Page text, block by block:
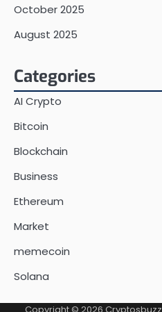
October 2025
August 2025
Categories
AI Crypto
Bitcoin
Blockchain
Business
Ethereum
Market
memecoin
Solana